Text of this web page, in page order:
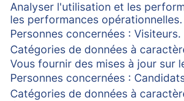
Analyser l'utilisation et les
les performances opérationnelles.
Personnes concernées : Visiteurs.
Catégories de données à
Vous fournir des mises à jour sur
Personnes concernées :
Catégories de données à